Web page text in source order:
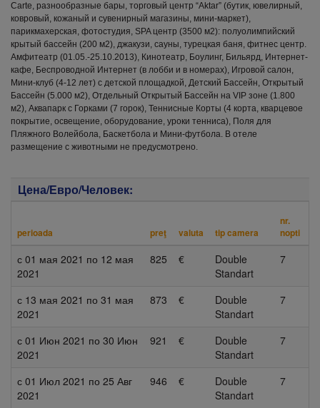
Carte, разнообразные бары, торговый центр “Aktar” (бутик, ювелирный,
ковровый, кожаный и сувенирный магазины, мини-маркет),
парикмахерская, фотостудия, SPA центр (3500 м2): полуолимпийский
крытый бассейн (200 м2), джакузи, сауны, турецкая баня, фитнес центр.
Амфитеатр (01.05.-25.10.2013), Кинотеатр, Боулинг, Бильярд, Интернет-
кафе, Беспроводной Интернет (в лобби и в номерах), Игровой салон,
Мини-клуб (4-12 лет) с детской площадкой, Детский Бассейн, Открытый
Бассейн (5.000 м2), Отдельный Открытый Бассейн на VIP зоне (1.800
м2), Аквапарк с Горками (7 горок), Теннисные Корты (4 корта, кварцевое
покрытие, освещение, оборудование, уроки тенниса), Поля для
Пляжного Волейбола, Баскетбола и Мини-футбола. В отеле
размещение с животными не предусмотрено.
Цена/Евро/Человек:
perioada preţ valuta tip camera
nr.
nopti
с 01 мая 2021 по 12 мая
2021
825 €
Double
Standart
7
с 13 мая 2021 по 31 мая
2021
873 €
Double
Standart
7
с 01 Июн 2021 по 30 Июн
2021
921 €
Double
Standart
7
с 01 Июл 2021 по 25 Авг
2021
946 €
Double
Standart
7